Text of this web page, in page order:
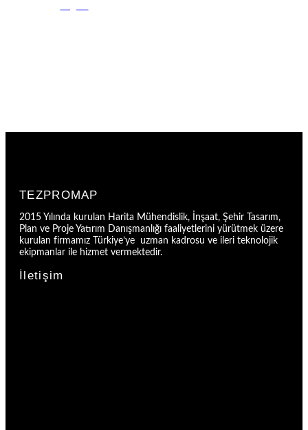
TEZPROMAP
2015 Yılında kurulan Harita Mühendislik, İnşaat, Şehir Tasarım,
Plan ve Proje Yatırım Danışmanlığı faaliyetlerini yürütmek üzere
kurulan firmamız Türkiye’ye uzman kadrosu ve ileri teknolojik
ekipmanlar ile hizmet vermektedir.
İletişim